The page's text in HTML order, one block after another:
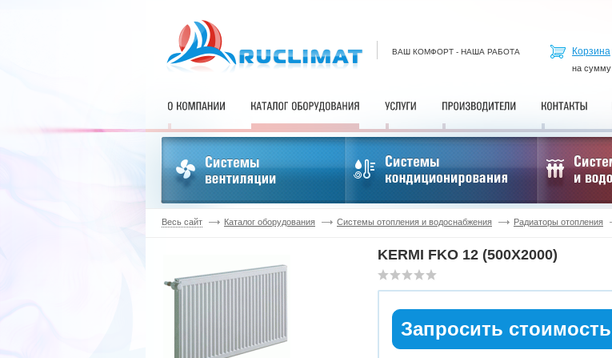
ВАШ КОМФОРТ - НАША РАБОТА Корзина
на сумму
Весь сайт Каталог оборудования Системы отопления и водоснабжения Радиаторы отопления
KERMI FKO 12 (500X2000)
Запросить стоимость